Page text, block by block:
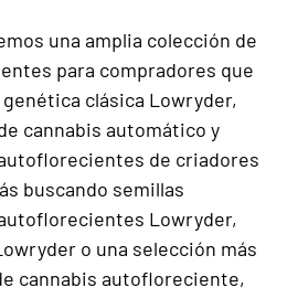
una amplia colección de
para compradores que
clásica Lowryder,
cannabis automático y
de criadores
buscando semillas
Lowryder,
o una selección más
cannabis autofloreciente,